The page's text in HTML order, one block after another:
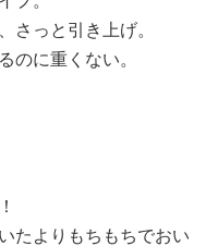
さっと引き上げ。
のに重くない。
たよりもちもちでおい